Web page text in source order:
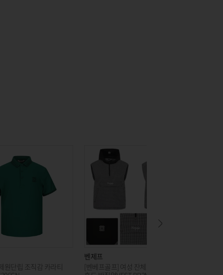
원단립 조직감 카라티
벤제프
[벤베프골프] 여성 잔체크 포켓장식